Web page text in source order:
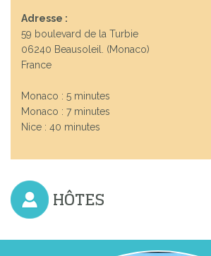
Adresse :
59 boulevard de la Turbie
06240 Beausoleil. (Monaco)
France
Monaco : 5 minutes
Monaco : 7 minutes
Nice : 40 minutes
HÔTES